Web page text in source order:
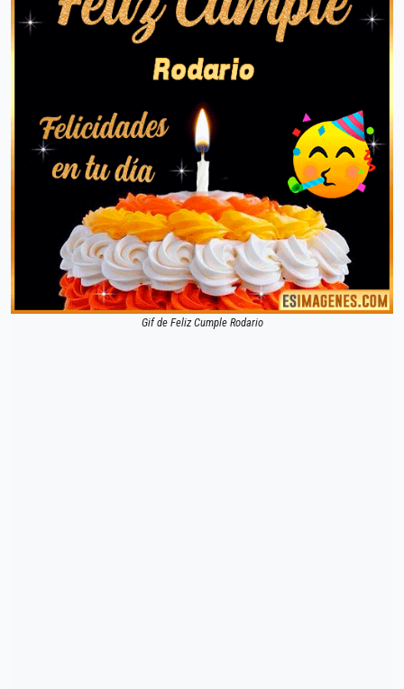
Gif de Feliz Cumple Rodario